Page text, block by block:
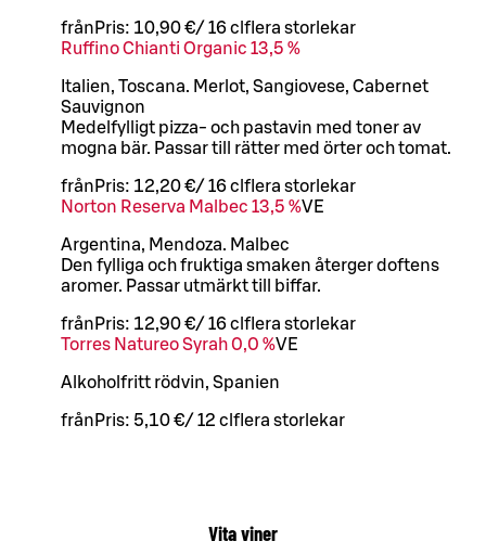
från Pris: 10,90 €/ 16 cl flera storlekar
Ruffino Chianti Organic 13,5 %
Italien, Toscana. Merlot, Sangiovese, Cabernet
Sauvignon
Medelfylligt pizza- och pastavin med toner av
mogna bär. Passar till rätter med örter och tomat.
från Pris: 12,20 €/ 16 cl flera storlekar
Norton Reserva Malbec 13,5 %VE
Argentina, Mendoza. Malbec
Den fylliga och fruktiga smaken återger doftens
aromer. Passar utmärkt till biffar.
från Pris: 12,90 €/ 16 cl flera storlekar
Torres Natureo Syrah 0,0 %VE
Alkoholfritt rödvin, Spanien
från Pris: 5,10 €/ 12 cl flera storlekar
Vita viner